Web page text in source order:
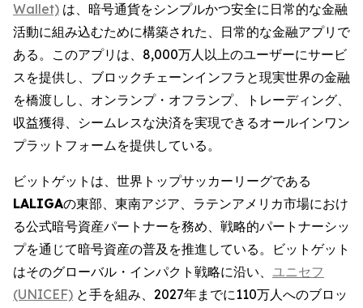
Wallet) は、暗号通貨をシンプルかつ安全に日常的な金融
活動に組み込むために構築された、日常的な金融アプリで
ある。このアプリは、8,000万人以上のユーザーにサービ
スを提供し、ブロックチェーンインフラと現実世界の金融
を橋渡しし、オンランプ・オフランプ、トレーディング、
収益獲得、シームレスな決済を実現できるオールインワン
プラットフォームを提供している。
ビットゲットは、世界トップサッカーリーグである
LALIGAの東部、東南アジア、ラテンアメリカ市場におけ
る公式暗号資産パートナーを務め、戦略的パートナーシッ
プを通じて暗号資産の普及を推進している。ビットゲット
はそのグローバル・インパクト戦略に沿い、 ユニセフ
(UNICEF) と手を組み、2027年までに110万人へのブロッ